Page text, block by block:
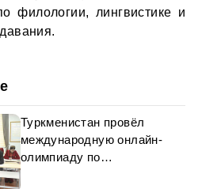
филологии, лингвистике и
Туркменистан провёл
международную онлайн-
олимпиаду по
теоретической механике